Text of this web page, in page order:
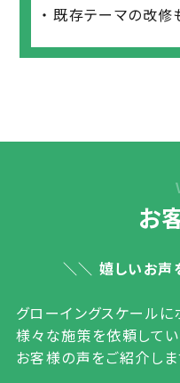
既存テーマの改修
お
嬉しいお声
グローイングスケール
様々な施策を依頼してい
お客様の声をご紹介しま